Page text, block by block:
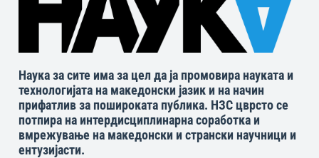
Наука за сите има за цел да ја промовира науката и
технологијата на македонски јазик и на начин
прифатлив за пошироката публика. НЗС цврсто се
потпира на интердисциплинарна соработка и
вмрежување на македонски и странски научници и
ентузијасти.